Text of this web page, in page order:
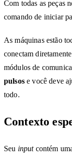
Com todas as peças
comando de iniciar
As máquinas estão
conectam
módulos de
pulsose você deve
todo.
Contexto
Seu inputcontém